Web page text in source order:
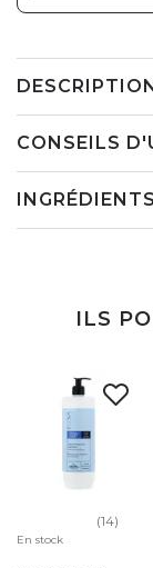
DESCRIPTION
CONSEILS
INGRÉDIENTS
ILS
(14)
En stock